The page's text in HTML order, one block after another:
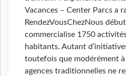
Vacances – Center Parcs a
RendezVousChezNous
commercialise 1750
habitants. Autant
toutefois que modérément
agences traditionnelles ne